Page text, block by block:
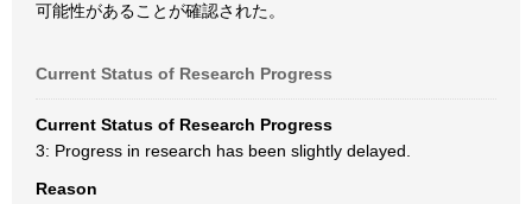
可能性があることが確認された。
Current Status of Research Progress
Current Status of Research Progress
3: Progress in research has been slightly delayed.
Reason